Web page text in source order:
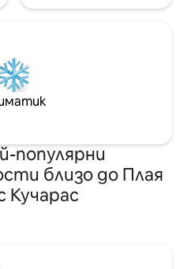
популярни
близо до Плая
Кучарас